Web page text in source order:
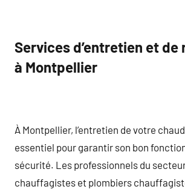
Services d’entretien et
à Montpellier
À Montpellier, l’entretien de votre
essentiel pour garantir son bon
sécurité. Les professionnels du
chauffagistes et plombiers